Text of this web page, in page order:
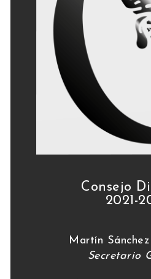
Consejo
2021-
Martín
Secretario